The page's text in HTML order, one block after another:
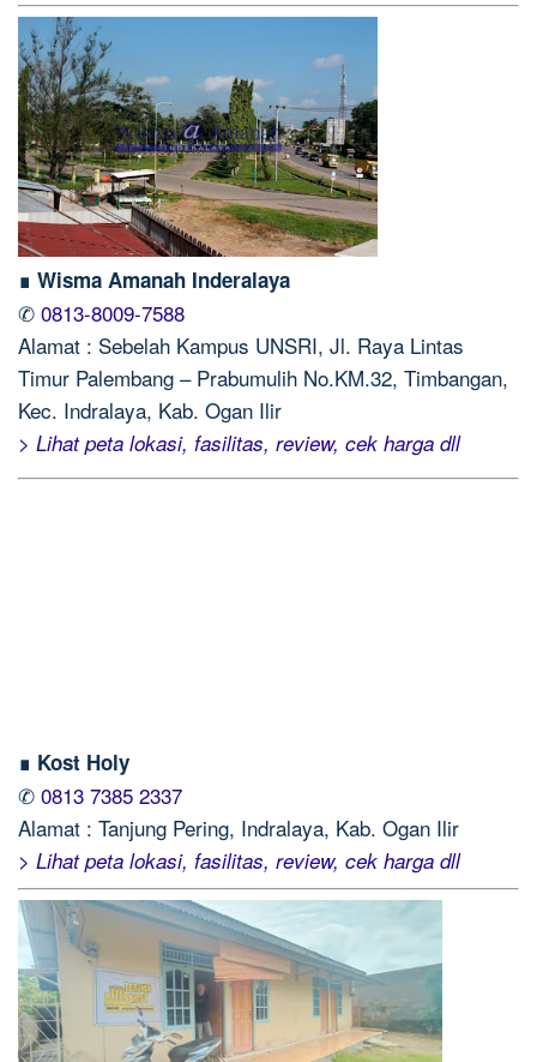
∎ Wisma Amanah Inderalaya
✆ 0813-8009-7588
Alamat : Sebelah Kampus UNSRI, Jl. Raya Lintas
Timur Palembang – Prabumulih No.KM.32, Timbangan,
Kec. Indralaya, Kab. Ogan Ilir
> Lihat peta lokasi, fasilitas, review, cek harga dll
∎ Kost Holy
✆ 0813 7385 2337
Alamat : Tanjung Pering, Indralaya, Kab. Ogan Ilir
> Lihat peta lokasi, fasilitas, review, cek harga dll